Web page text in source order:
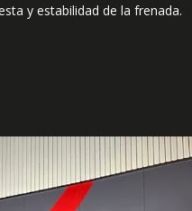
y estabilidad de la frenada.